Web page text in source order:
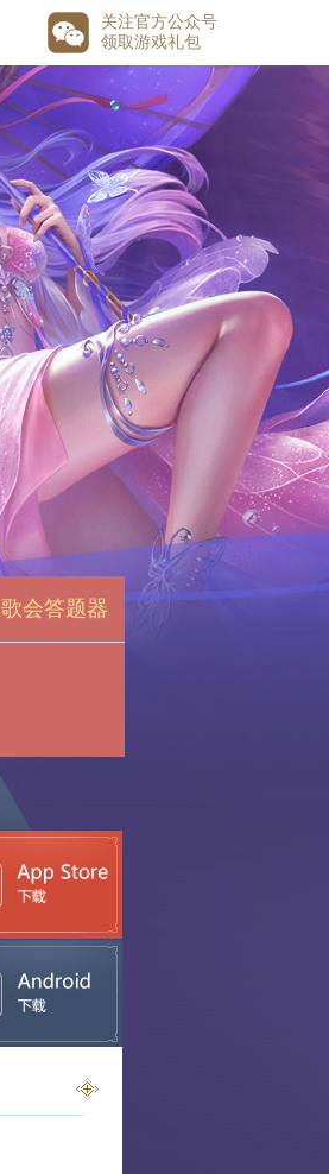
关注官方公众号
领取游戏礼包
会答题器